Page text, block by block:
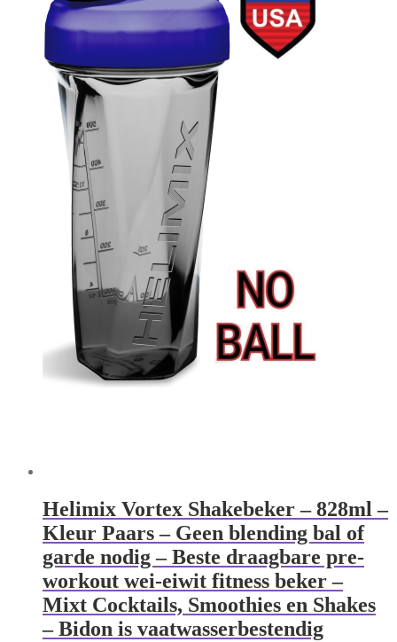
Helimix Vortex Shakebeker – 828ml –
Kleur Paars – Geen blending bal of
garde nodig – Beste draagbare pre-
workout wei-eiwit fitness beker –
Mixt Cocktails, Smoothies en Shakes
– Bidon is vaatwasserbestendig